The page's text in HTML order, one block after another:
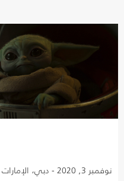
نوفمبر 3, 2020 - دبي، الإمارات العربية المتحدة